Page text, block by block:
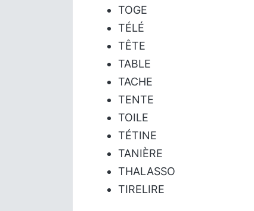
TOGE
TÉLÉ
TÊTE
TABLE
TACHE
TENTE
TOILE
TÉTINE
TANIÈRE
THALASSO
TIRELIRE